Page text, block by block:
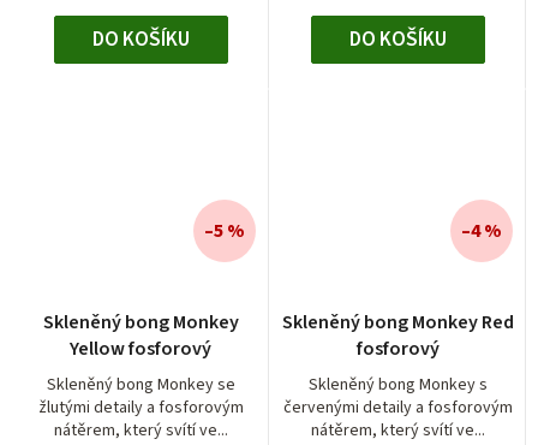
DO KOŠÍKU DO KOŠÍKU
Skleněný bong Monkey
Yellow fosforový
Skleněný bong Monkey se
žlutými detaily a fosforovým
nátěrem, který svítí ve...
–5 %
Skleněný bong Monkey Red
fosforový
Skleněný bong Monkey s
červenými detaily a fosforovým
nátěrem, který svítí ve...
–4 %